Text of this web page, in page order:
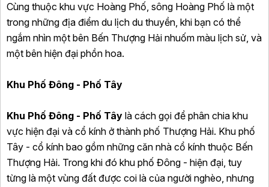
Cùng thuộc khu vực Hoàng Phố, sông Hoàng Phố là một
trong những địa điểm du lịch du thuyền, khi bạn có thể
ngắm nhìn một bên Bến Thượng Hải nhuốm màu lịch sử, và
một bên hiện đại phồn hoa.
Khu Phố Đông - Phố Tây
Khu Phố Đông - Phố Tây là cách gọi để phân chia khu
vực hiện đại và cổ kính ở thành phố Thượng Hải. Khu phố
Tây - cổ kính bao gồm những căn nhà cổ kính thuộc Bến
Thượng Hải. Trong khi đó khu phố Đông - hiện đại, tuy
từng là một vùng đất được coi là của người nghèo, nhưng